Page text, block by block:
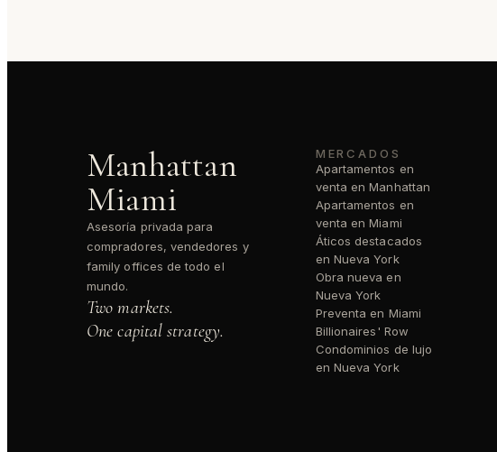
Manhattan
Miami
Asesoría privada para
compradores, vendedores y
family offices de todo el
mundo.
Two markets.
One capital strategy.
MERCADOS
Apartamentos en
venta en Manhattan
Apartamentos en
venta en Miami
Áticos destacados
en Nueva York
Obra nueva en
Nueva York
Preventa en Miami
Billionaires' Row
Condominios de lujo
en Nueva York